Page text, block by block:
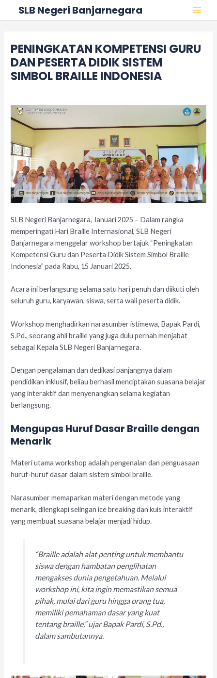
SLB Negeri Banjarnegara
PENINGKATAN KOMPETENSI GURU
DAN PESERTA DIDIK SISTEM
SIMBOL BRAILLE INDONESIA
SLB Negeri Banjarnegara, Januari 2025 – Dalam rangka
memperingati Hari Braille Internasional, SLB Negeri
Banjarnegara menggelar workshop bertajuk “Peningkatan
Kompetensi Guru dan Peserta Didik Sistem Simbol Braille
Indonesia” pada Rabu, 15 Januari 2025.
Acara ini berlangsung selama satu hari penuh dan diikuti oleh
seluruh guru, karyawan, siswa, serta wali peserta didik.
Workshop menghadirkan narasumber istimewa, Bapak Pardi,
S.Pd., seorang ahli braille yang juga dulu pernah menjabat
sebagai Kepala SLB Negeri Banjarnegara.
Dengan pengalaman dan dedikasi panjangnya dalam
pendidikan inklusif, beliau berhasil menciptakan suasana belajar
yang interaktif dan menyenangkan selama kegiatan
berlangsung.
Mengupas Huruf Dasar Braille dengan
Menarik
Materi utama workshop adalah pengenalan dan penguasaan
huruf-huruf dasar dalam sistem simbol braille.
Narasumber memaparkan materi dengan metode yang
menarik, dilengkapi selingan ice breaking dan kuis interaktif
yang membuat suasana belajar menjadi hidup.
“Braille adalah alat penting untuk membantu
siswa dengan hambatan penglihatan
mengakses dunia pengetahuan. Melalui
workshop ini, kita ingin memastikan semua
pihak, mulai dari guru hingga orang tua,
memiliki pemahaman dasar yang kuat
tentang braille,” ujar Bapak Pardi, S.Pd.,
dalam sambutannya.
Post
navigation